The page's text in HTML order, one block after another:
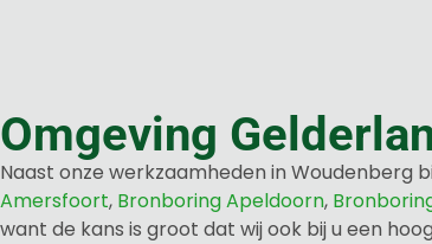
Omgeving
Naast onze werkzaamheden in Woudenberg
Amersfoort, Bronboring Apeldoorn,
want de kans is groot dat wij ook bij u een